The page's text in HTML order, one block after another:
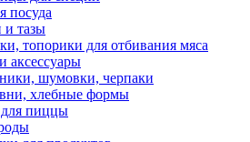
посуда
тазы
топорики для отбивания мяса
аксессуары
шумовки, черпаки
хлебные формы
пиццы